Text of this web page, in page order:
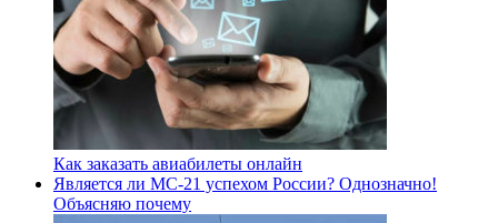
Как заказать авиабилеты онлайн
Является ли МС-21 успехом России? Однозначно!
Объясняю почему